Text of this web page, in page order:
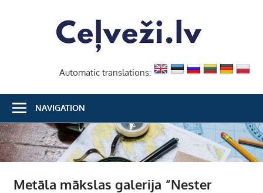
Automatic translations:
NAVIGATION
Metāla mākslas galerija “Nester